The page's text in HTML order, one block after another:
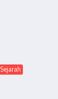
Sejarah